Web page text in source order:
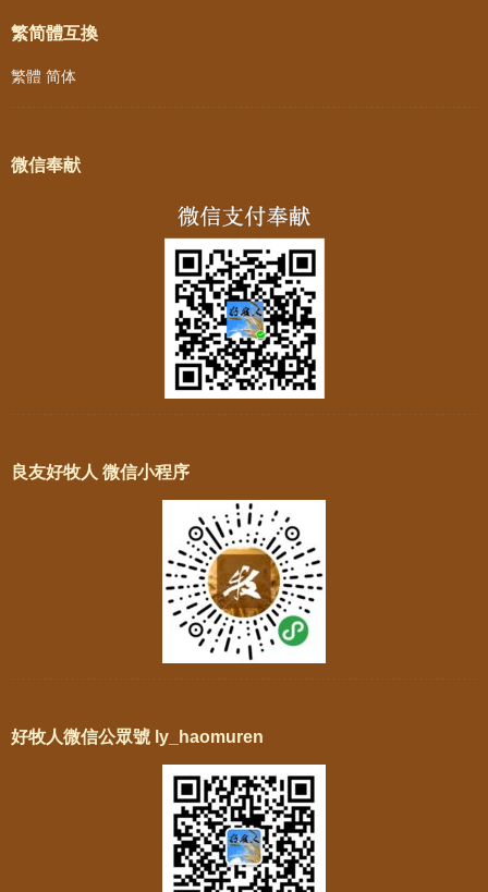
繁简體互換
繁體 简体
微信奉献
良友好牧人 微信小程序
好牧人微信公眾號 ly_haomuren